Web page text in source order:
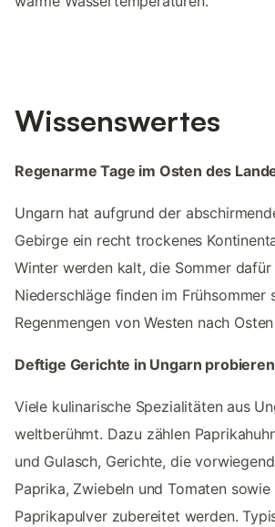
Wissenswertes
Regenarme Tage im Osten des
Ungarn hat aufgrund der
Gebirge ein recht trockenes
Winter werden kalt, die Sommer
Niederschläge finden im Frühsommer
Regenmengen von Westen nach
Deftige Gerichte in Ungarn probieren
Viele kulinarische Spezialitäten aus
weltberühmt. Dazu zählen
und Gulasch, Gerichte, die
Paprika, Zwiebeln und Tomaten
Paprikapulver zubereitet werden.